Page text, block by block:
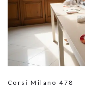
Corsi Milano478